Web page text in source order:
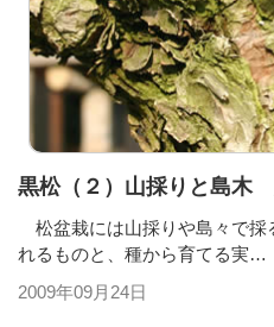
黒松（２）山採りと島木
松盆栽には山採りや島々で採
れるものと、種から育てる実…
2009年09月24日